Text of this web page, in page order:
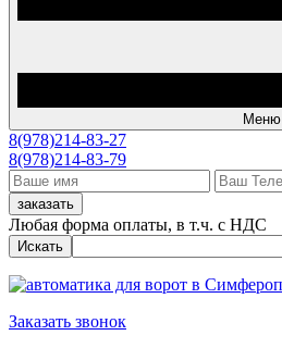
Меню
8(978)214-83-27
8(978)214-83-79
заказать
Любая форма оплаты, в т.ч. с НДС
Искать
Заказать звонок